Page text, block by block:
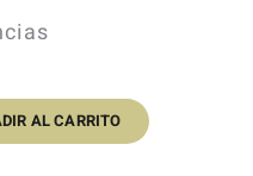
AL CARRITO